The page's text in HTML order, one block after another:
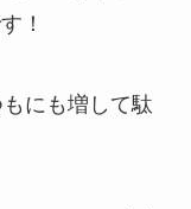
！
にも増して駄